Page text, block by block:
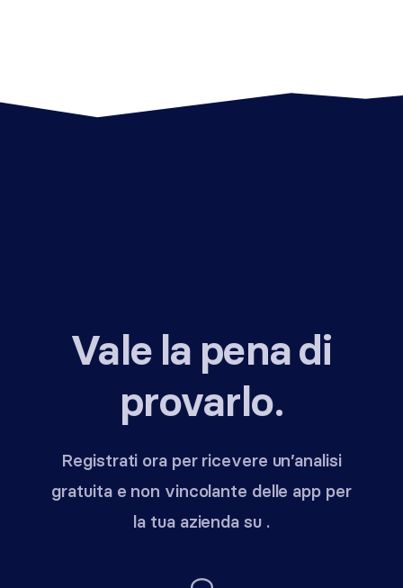
Vale la pena di
provarlo.
Registrati ora per ricevere un’analisi
gratuita e non vincolante delle app per
la tua azienda su .